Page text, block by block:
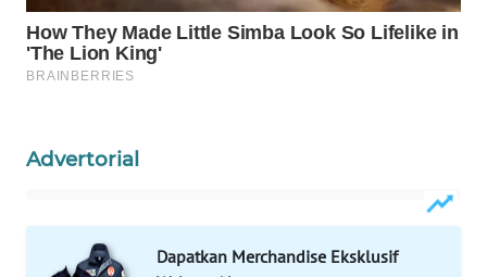
Advertorial
Dapatkan Merchandise Eksklusif
WAHANA
TV
WAHANANEWS
WAHANANEWS